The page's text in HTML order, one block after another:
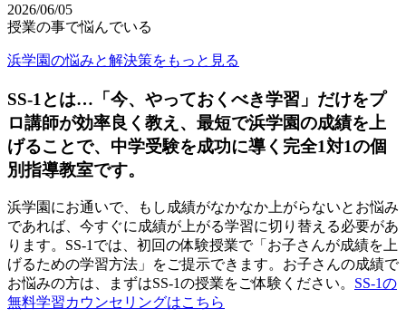
2026/06/05
授業の事で悩んでいる
浜学園の悩みと解決策をもっと見る
SS-1とは…「今、やっておくべき学習」だけをプ
ロ講師が効率良く教え、最短で浜学園の成績を上
げることで、中学受験を成功に導く完全1対1の個
別指導教室です。
浜学園にお通いで、もし成績がなかなか上がらないとお悩み
であれば、今すぐに成績が上がる学習に切り替える必要があ
ります。SS-1では、初回の体験授業で「お子さんが成績を上
げるための学習方法」をご提示できます。お子さんの成績で
お悩みの方は、まずはSS-1の授業をご体験ください。 SS-1の
無料学習カウンセリングはこちら